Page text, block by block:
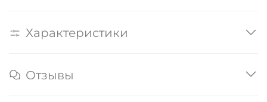
Характеристики
Отзывы